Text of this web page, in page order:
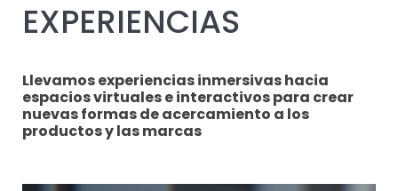
EXPERIENCIAS
Llevamos experiencias inmersivas hacia
espacios virtuales e interactivos para crear
nuevas formas de acercamiento a los
productos y las marcas